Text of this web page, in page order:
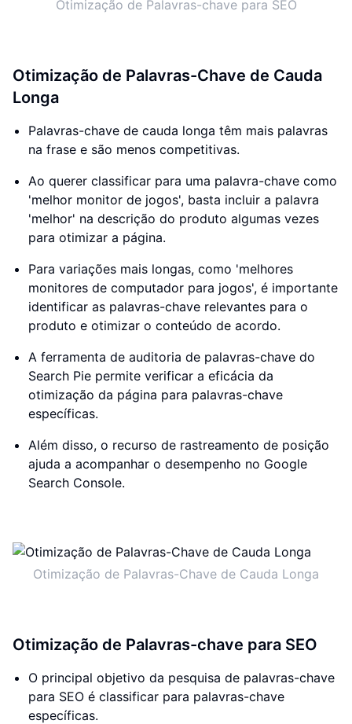
Otimização de Palavras-chave para SEO
Otimização de Palavras-Chave de Cauda
Longa
Palavras-chave de cauda longa têm mais palavras
na frase e são menos competitivas.
Ao querer classificar para uma palavra-chave como
'melhor monitor de jogos', basta incluir a palavra
'melhor' na descrição do produto algumas vezes
para otimizar a página.
Para variações mais longas, como 'melhores
monitores de computador para jogos', é importante
identificar as palavras-chave relevantes para o
produto e otimizar o conteúdo de acordo.
A ferramenta de auditoria de palavras-chave do
Search Pie permite verificar a eficácia da
otimização da página para palavras-chave
específicas.
Além disso, o recurso de rastreamento de posição
ajuda a acompanhar o desempenho no Google
Search Console.
Otimização de Palavras-Chave de Cauda Longa
Otimização de Palavras-chave para SEO
O principal objetivo da pesquisa de palavras-chave
para SEO é classificar para palavras-chave
específicas.